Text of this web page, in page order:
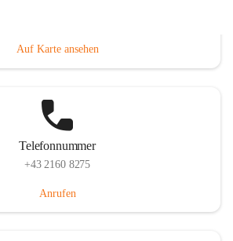
Auf Karte ansehen
Telefonnummer
+43 2160 8275
Anrufen